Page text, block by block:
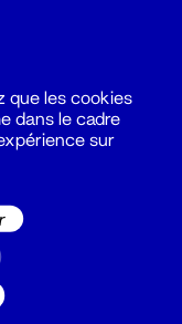
que les cookies
dans le cadre
sur